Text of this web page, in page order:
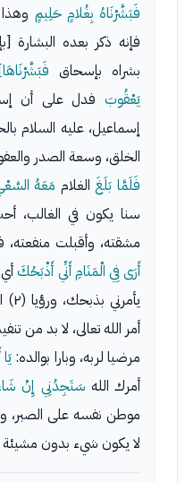
فَبَشَّرْنَاهُ بِغُلامٍ حَلِيمٍ
فإنه ذكر بعده البشارة
بشراه بإسحاق
يَعْقُوبَ فدل على أن
إسماعيل، عليه السلام
الخلق، وسعة الصدر
فَلَمَّا بَلَغَالغلام مَعَهُ
سنا يكون في الغالب،
مشقته، وأقبلت منفعته،
أَرَى فِي الْمَنَامِ أَنِّي أَذْبَحُكَ
يأمرني بذبحك، ورؤيا (٢) الأنبياء وحي
أمر الله تعالى، لا بد من
مرضيا لربه، وبارا بوالده:
أمرك الله سَتَجِدُنِي إِنْ
موطن نفسه على الصبر،
لا يكون شيء بدون مشيئة